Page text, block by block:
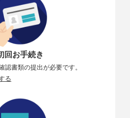
回お手続き
認書類の提出が必要です。
る